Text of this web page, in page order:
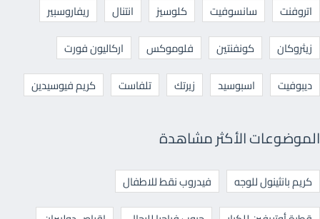
اتروفنت
سانسوفيت كلوسيز انتنال
ريفاروسبير
زيثروكان
كونفنتين فلوموكس
اركاليون فورت
ديبوفيت
اسبوسيد زيرتك تلفاست كريم فيوسيدين
الموضوعات الأكثر مشاهدة
كريم بانثينول للوجه
فيدروب نقط للاطفال